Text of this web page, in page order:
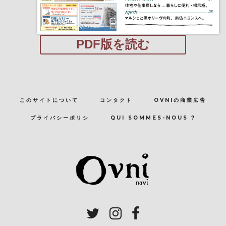
PDF版を読む
このサイトについて コンタクト OVNIの商業広告
プライバシーポリシ QUI SOMMES-NOUS ?